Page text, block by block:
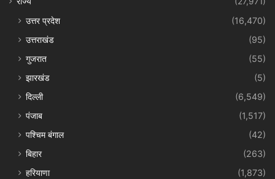
उत्तर प्रदेश
(16,470)
उत्तराखंड
(95)
गुजरात
(55)
झारखंड
(5)
दिल्ली
(6,549)
पंजाब
(1,517)
पश्चिम बंगाल
(42)
बिहार
(263)
हरियाणा
(1,873)